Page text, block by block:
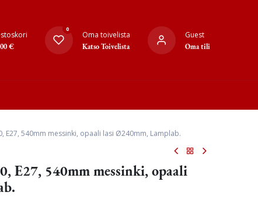
€
0
Oma toivelista
Katso Toivelista
Guest
Oma tili
E27, 540mm messinki, opaali lasi Ø240mm, Lamplab.
E27, 540mm messinki, opaali